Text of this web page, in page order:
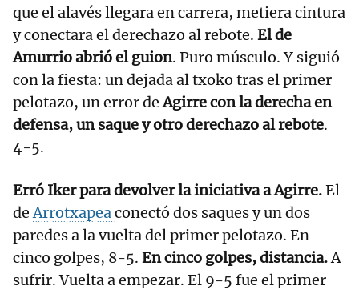
que el alavés llegara en carrera, metiera cintura
y conectara el derechazo al rebote. El de
Amurrio abrió el guion. Puro músculo. Y siguió
con la fiesta: un dejada al txoko tras el primer
pelotazo, un error deAgirre con la derecha en
defensa, un saque y otro derechazo al rebote.
4-5.
Erró Iker para devolver la iniciativa a Agirre.El
deArrotxapeaconectó dos saques y un dos
paredes a la vuelta del primer pelotazo. En
cinco golpes, 8-5. En cinco golpes, distancia.A
sufrir. Vuelta a empezar. El 9-5 fue el primer